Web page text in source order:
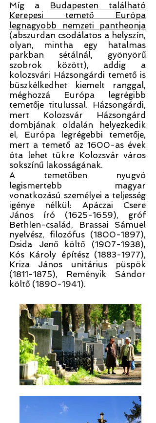
Míg a Budapesten található
Kerepesi temető Európa
legnagyobb nemzeti pantheonja
(abszurdan csodálatos a helyszín,
olyan, mintha egy hatalmas
parkban sétálnál, gyönyörű
szobrok között), addig a
kolozsvári Házsongárdi temető is
büszkélkedhet kiemelt ranggal,
méghozzá Európa legrégibb
temetője titulussal. Házsongárdi,
mert Kolozsvár Házsongárd
dombjának oldalán helyezkedik
el, Európa legrégebbi temetője,
mert a temető az 1600-as évek
óta lehet tükre Kolozsvár város
sokszínű lakosságának.
A temetőben nyugvó
legismertebb magyar
vonatkozású személyei a teljesség
igénye nélkül: Apáczai Csere
János író (1625-1659), gróf
Bethlen-család, Brassai Sámuel
nyelvész, filozófus (1800-1897),
Dsida Jenő költő (1907-1938),
Kós Károly építész (1883-1977),
Kriza János unitárius püspök
(1811-1875), Reményik Sándor
költő (1890-1941).